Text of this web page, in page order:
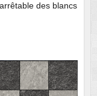
des blancs